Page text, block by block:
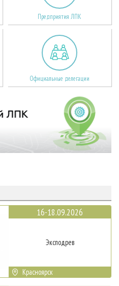
Предприятия ЛПК
Официальные делегации
16-18.09.2026
Эксподрев
Красноярск